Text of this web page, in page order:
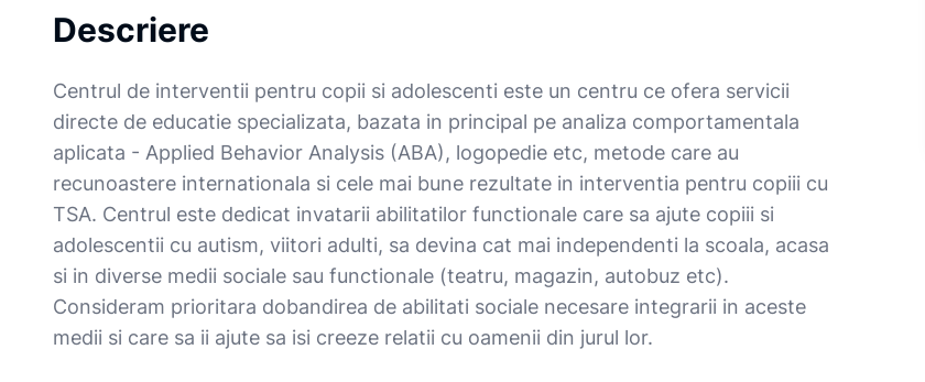
Descriere
Centrul de interventii pentru copii si adolescenti este un centru ce ofera servicii
directe de educatie specializata, bazata in principal pe analiza comportamentala
aplicata - Applied Behavior Analysis (ABA), logopedie etc, metode care au
recunoastere internationala si cele mai bune rezultate in interventia pentru copiii cu
TSA. Centrul este dedicat invatarii abilitatilor functionale care sa ajute copiii si
adolescentii cu autism, viitori adulti, sa devina cat mai independenti la scoala, acasa
si in diverse medii sociale sau functionale (teatru, magazin, autobuz etc).
Consideram prioritara dobandirea de abilitati sociale necesare integrarii in aceste
medii si care sa ii ajute sa isi creeze relatii cu oamenii din jurul lor.